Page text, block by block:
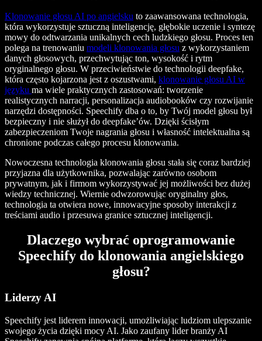
Klonowanie głosu AI po angielsku to zaawansowana technologia,
która wykorzystuje sztuczną inteligencję, głębokie uczenie i syntezę
mowy do odtwarzania unikalnych cech ludzkiego głosu. Proces ten
polega na trenowaniu modeli klonowania głosu z wykorzystaniem
danych głosowych, przechwytując ton, wysokość i rytm
oryginalnego głosu. W przeciwieństwie do technologii deepfake,
która często kojarzona jest z oszustwami, klonowanie głosu AI w
języku ma wiele praktycznych zastosowań: tworzenie
realistycznych narracji, personalizacja audiobooków czy rozwijanie
narzędzi dostępności. Speechify dba o to, by Twój model głosu był
bezpieczny i nie służył do deepfake’ów. Dzięki ścisłym
zabezpieczeniom Twoje nagrania głosu i własność intelektualna są
chronione podczas całego procesu klonowania.
Nowoczesna technologia klonowania głosu stała się coraz bardziej
przyjazna dla użytkownika, pozwalając zarówno osobom
prywatnym, jak i firmom wykorzystywać jej możliwości bez dużej
wiedzy technicznej. Wiernie odwzorowując oryginalny głos,
technologia ta otwiera nowe, innowacyjne sposoby interakcji z
treściami audio i przesuwa granice sztucznej inteligencji.
Dlaczego wybrać oprogramowanie
Speechify do klonowania angielskiego
głosu?
Liderzy AI
Speechify jest liderem innowacji, umożliwiając ludziom ulepszanie
swojego życia dzięki mocy AI. Jako zaufany lider branży AI